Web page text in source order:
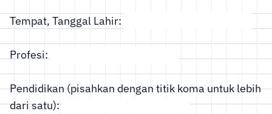
Tempat, Tanggal Lahir:
Profesi:
Pendidikan (pisahkan dengan titik koma untuk lebih
dari satu):